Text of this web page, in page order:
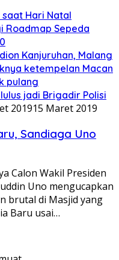
saat Hari Natal
Roadmap Sepeda
Kanjuruhan, Malang
ketempelan Macan
pulang
jadi Brigadir Polisi
201915 Maret 2019
Sandiaga Uno
Calon Wakil Presiden
Uno mengucapkan
brutal di Masjid yang
Baru usai…